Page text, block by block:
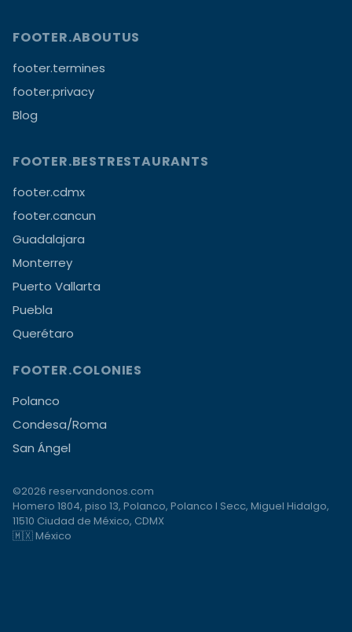
FOOTER.ABOUTUS
footer.termines
footer.privacy
Blog
FOOTER.BESTRESTAURANTS
footer.cdmx
footer.cancun
Guadalajara
Monterrey
Puerto Vallarta
Puebla
Querétaro
FOOTER.COLONIES
Polanco
Condesa/Roma
San Ángel
©2026 reservandonos.com
Homero 1804, piso 13, Polanco, Polanco I Secc, Miguel Hidalgo,
11510 Ciudad de México, CDMX
🇲🇽 México